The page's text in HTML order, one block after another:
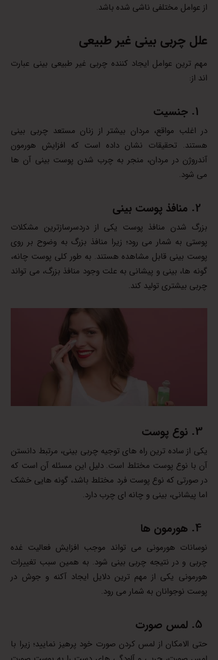
از عوامل مختلفی ناشی شده باشد.
علل چربی بینی غیر طبیعی
مهم ترین عوامل ایجاد کننده چربی غیر طبیعی بینی عبارت
اند از:
جنسیت
در اغلب مواقع، مردان بیشتر از زنان مستعد چربی بینی
هستند. تحقیقات نشان داده است که افزایش هورمون
آندروژن در مردان، منجر به چرب شدن پوست بینی آن ها
می شود.
منافذ پوست بینی
بزرگ شدن منافذ پوست یکی از دردسرسازترین مشکلات
پوستی به شمار می رود؛ زیرا منافذ بزرگ به وضوح بر روی
پوست بینی قابل مشاهده هستند. به طور کلی پوست چانه،
گونه ها، بینی و پیشانی به علت وجود منافذ بزرگ، می تواند
چربی بیشتری تولید کند.
نوع پوست
یکی از ساده ترین راه های توجیه چربی بینی، مرتبط دانستن
آن با نوع پوست مختلط است. دلیل این مسئله آن است که
در صورتی که نوع پوست فرد مختلط باشد، گونه هایی خشک
اما پیشانی، بینی و چانه ای چرب دارد.
هورمون ها
نوسانات هورمونی می تواند موجب افزایش فعالیت غده
چربی و در نتیجه چربی بینی شود. به همین سبب تغییرات
هورمونی یکی از مهم ترین دلایل ایجاد آکنه و جوش در
پوست نوجوانان به شمار می رود.
لمس صورت
حتی الامکان از لمس کردن صورت خود پرهیز نمایید؛ زیرا با